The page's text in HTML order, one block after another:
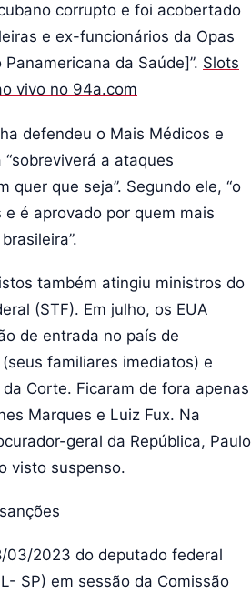
corrupto e foi acobertado
e ex-funcionários da Opas
da Saúde]”. Slots
vivo no 94a.com
defendeu o Mais Médicos e
a ataques
quer que seja”. Segundo ele, “o
é aprovado por quem mais
também atingiu ministros do
(STF). Em julho, os EUA
de entrada no país de
familiares imediatos) e
Corte. Ficaram de fora apenas
Marques e Luiz Fux. Na
geral da República, Paulo
visto suspenso.
03/2023 do deputado federal
SP) em sessão da Comissão